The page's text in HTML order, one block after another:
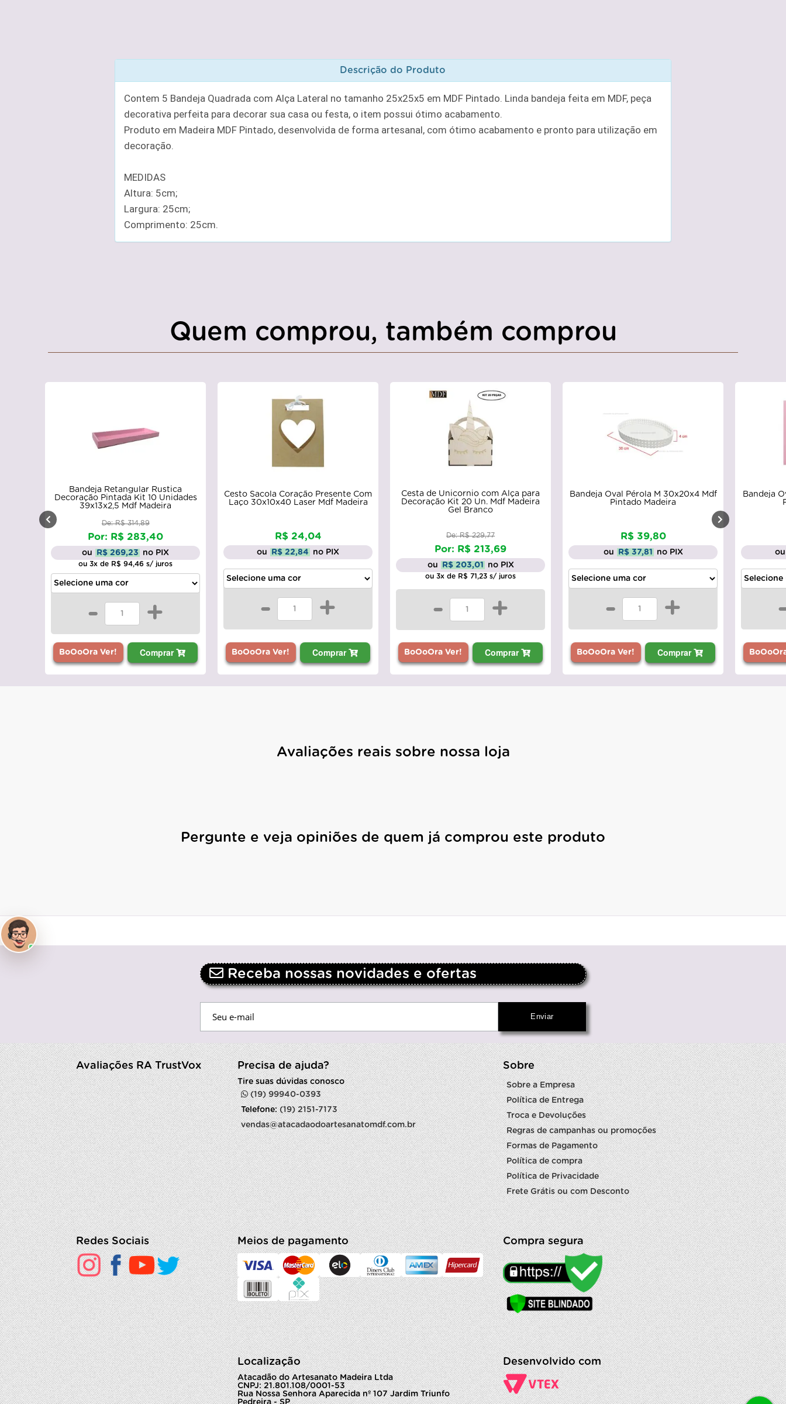
Descrição do Produto
Contem 5 Bandeja Quadrada com Alça Lateral no tamanho 25x25x5 em MDF Pintado. Linda bandeja feita em MDF, peça
decorativa perfeita para decorar sua casa ou festa, o item possui ótimo acabamento.
Produto em Madeira MDF Pintado, desenvolvida de forma artesanal, com ótimo acabamento e pronto para utilização em
decoração.
MEDIDAS
Altura: 5cm;
Largura: 25cm;
Comprimento: 25cm.
Quem comprou, também comprou
Bandeja Retangular Rustica
Decoração Pintada Kit 10 Unidades
39x13x2,5 Mdf Madeira
De: R$ 314,89
Por: R$ 283,40
ou R$ 269,23 no PIX
ou 3x de R$ 94,46 s/ juros
- +
BoOoOra Ver! Comprar
Cesto Sacola Coração Presente Com
Laço 30x10x40 Laser Mdf Madeira
R$ 24,04
ou R$ 22,84 no PIX
- +
BoOoOra Ver! Comprar
Cesta de Unicornio com Alça para
Decoração Kit 20 Un. Mdf Madeira
Gel Branco
De: R$ 229,77
Por: R$ 213,69
ou R$ 203,01 no PIX
ou 3x de R$ 71,23 s/ juros
- +
BoOoOra Ver! Comprar
Bandeja Oval Pérola M 30x20x4 Mdf
Pintado Madeira
R$ 39,80
ou R$ 37,81 no PIX
- +
BoOoOra Ver! Comprar
Bandeja
ou
Avaliações reais sobre nossa loja
Pergunte e veja opiniões de quem já comprou este produto
Receba nossas novidades e ofertas
Avaliações RA TrustVox Precisa de ajuda?
Tire suas dúvidas conosco
(19) 99940-0393
Telefone:(19) 2151-7173
vendas@atacadaodoartesanatomdf.com.br
Sobre
Sobre a Empresa
Política de Entrega
Troca e Devoluções
Regras de campanhas ou promoções
Formas de Pagamento
Política de compra
Política de Privacidade
Frete Grátis ou com Desconto
Redes Sociais Meios de pagamento Compra segura
Localização
Atacadão do Artesanato Madeira Ltda
CNPJ: 21.801.108/0001-53
Rua Nossa Senhora Aparecida nº 107 Jardim Triunfo
Pedreira - SP
Desenvolvido com